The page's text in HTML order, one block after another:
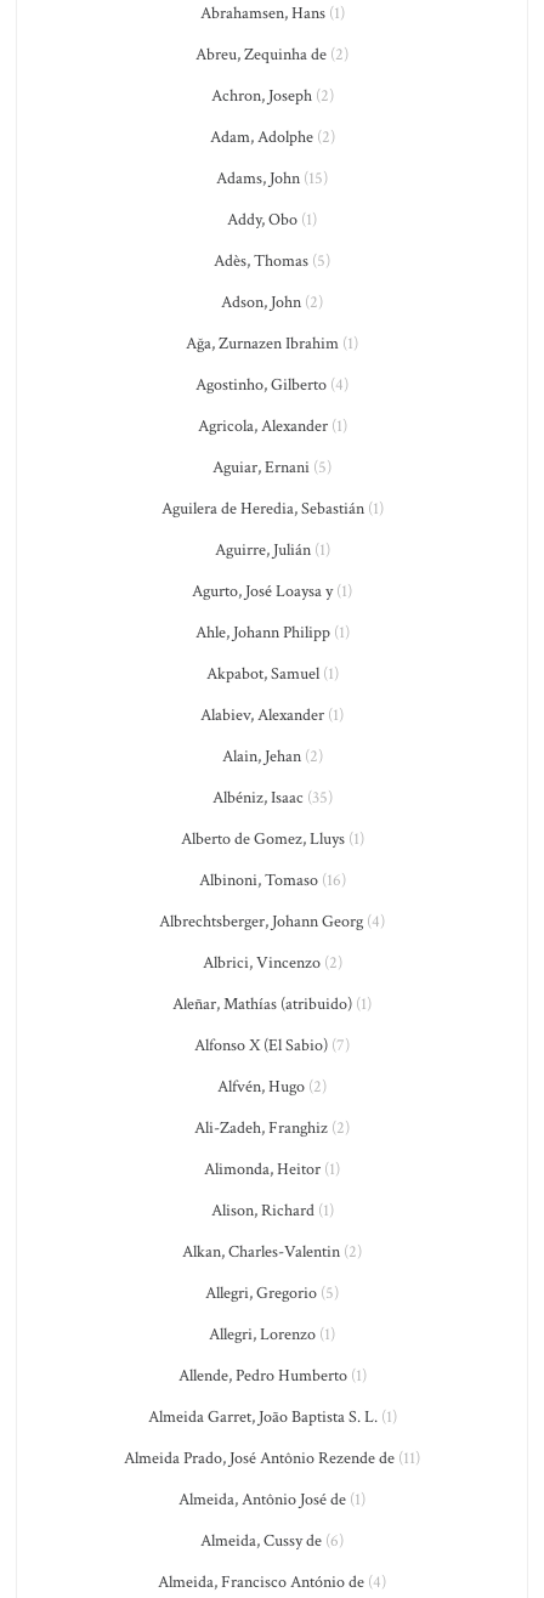
Abrahamsen, Hans(1)
Abreu, Zequinha de (2)
Achron, Joseph(2)
Adam, Adolphe(2)
Adams, John (15)
Addy, Obo (1)
Adès, Thomas (5)
Adson, John (2)
Ağa, Zurnazen Ibrahim (1)
Agostinho, Gilberto (4)
Agricola, Alexander(1)
Aguiar, Ernani (5)
Aguilera de Heredia, Sebastián(1)
Aguirre, Julián(1)
Agurto, José Loaysa y(1)
Ahle, Johann Philipp(1)
Akpabot, Samuel(1)
Alabiev, Alexander (1)
Alain, Jehan(2)
Albéniz, Isaac (35)
Alberto de Gomez, Lluys(1)
Albinoni, Tomaso(16)
Albrechtsberger, Johann Georg (4)
Albrici, Vincenzo(2)
Aleñar, Mathías (atribuido) (1)
Alfonso X (El Sabio) (7)
Alfvén, Hugo (2)
Ali-Zadeh, Franghiz (2)
Alimonda, Heitor (1)
Alison, Richard(1)
Alkan, Charles-Valentin (2)
Allegri, Gregorio (5)
Allegri, Lorenzo (1)
Allende, Pedro Humberto(1)
Almeida Garret, João Baptista S. L.(1)
Almeida Prado, José Antônio Rezende de (11)
Almeida, Antônio José de (1)
Almeida, Cussy de (6)
Almeida, Francisco António de (4)